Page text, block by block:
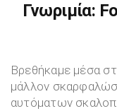
Γνωριμία:
Βρεθήκαμε μέσα
μάλλον
αυτόματων